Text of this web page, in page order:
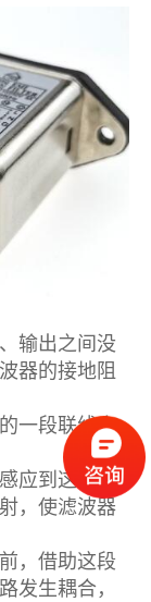
输出之间没
器的接地阻
一段联线会
应到这段线
，使滤波器
，借助这段
发生耦合，